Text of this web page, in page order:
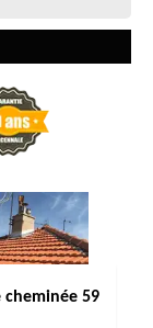
cheminée 59